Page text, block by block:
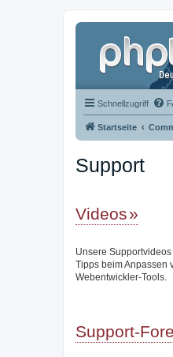
Schnellzugriff
Startseite
Support
Videos
Unsere
Tipps beim Anpassen
Webentwickler-Tools.
Support-